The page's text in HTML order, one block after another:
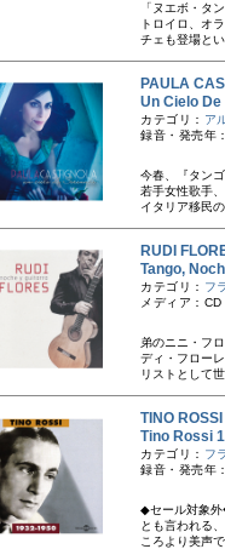
「ヌエボ・タ
トロイロ、オ
チェも登場と
PAULA
Un Cielo
カテゴリ： ア
録音・発売年
今春、『タン
若手女性歌手
イタリア移民
RUDI
Tango,
カテゴリ： フ
メディア：CD
弟のニニ・フ
ディ・フロー
リストとして
TINO
Tino Rossi
カテゴリ： フ
録音・発売
◆セール対象外
とも言われる
ころより美声